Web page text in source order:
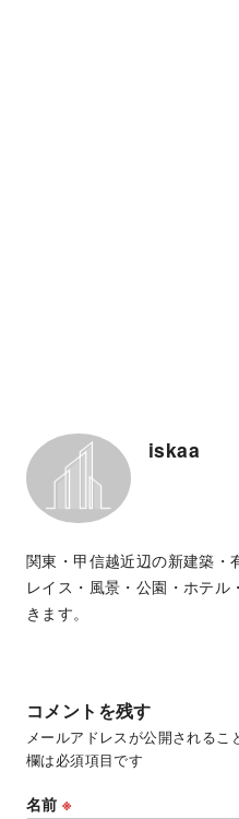
iskaa
関東・甲信越近辺の新建築
レイス・風景・公園・ホテ
きます。
コメントを残す
メールアドレスが公開されるこ
欄は必須項目です
名前※